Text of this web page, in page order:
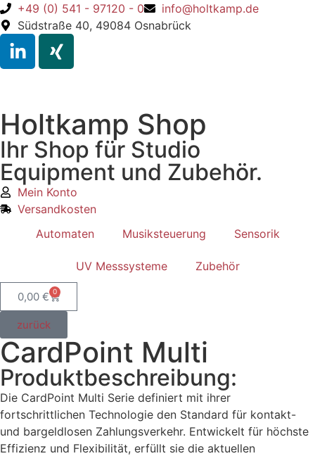
+49 (0) 541 - 97120 - 0
info@holtkamp.de
Südstraße 40, 49084 Osnabrück
Holtkamp Shop
Ihr Shop für Studio
Equipment und Zubehör.
Mein Konto
Versandkosten
Automaten
Musiksteuerung Sensorik
UV Messsysteme Zubehör
0,00 € 0
zurück
CardPoint Multi
Produktbeschreibung:
Die CardPoint Multi Serie definiert mit ihrer
fortschrittlichen Technologie den Standard für kontakt-
und bargeldlosen Zahlungsverkehr. Entwickelt für höchste
Effizienz und Flexibilität, erfüllt sie die aktuellen